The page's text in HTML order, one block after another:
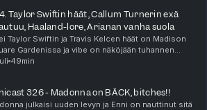
Taylor Swiftin häät, Callum Turnerin exä
Haaland-lore, Arianan vanha suola
Taylor Swiftin ja Travis Kelcen häät on Madison
Gardenissa ja vibe on näköjään tuhannen
megabileet prinsessalinnassa? Taylorin häät
49min
326 - Madonna on BÄCK, bitches!!
julkaisi uuden levyn ja Enni on nauttinut sitä